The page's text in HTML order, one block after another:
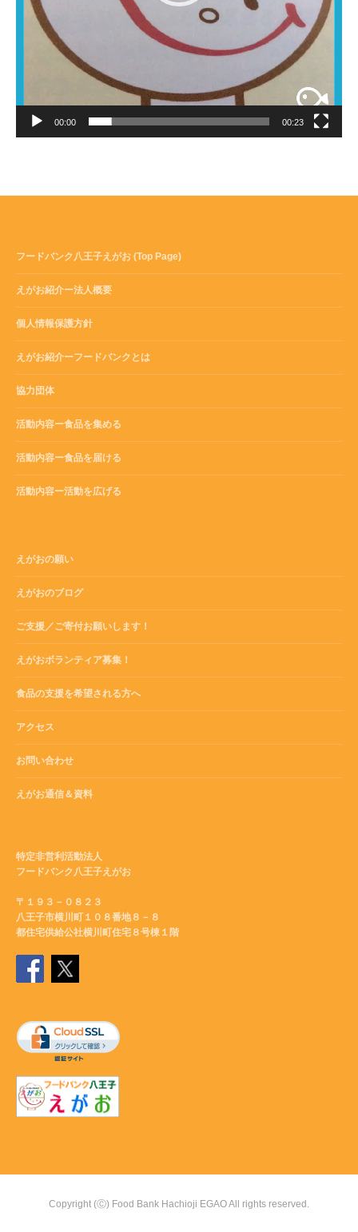
00:00 00:23
フードバンク八王子えがお (Top Page)
えがお紹介ー法人概要
個人情報保護方針
えがお紹介ーフードバンクとは
協力団体
活動内容ー食品を集める
活動内容ー食品を届ける
活動内容ー活動を広げる
えがおの願い
えがおのブログ
ご支援／ご寄付お願いします！
えがおボランティア募集！
食品の支援を希望される方へ
アクセス
お問い合わせ
えがお通信＆資料
特定非営利活動法人
フードバンク八王子えがお
〒１９３－０８２３
八王子市横川町１０８番地８－８
都住宅供給公社横川町住宅８号棟１階
Copyright (Ⓒ) Food Bank Hachioji EGAO All rights reserved.